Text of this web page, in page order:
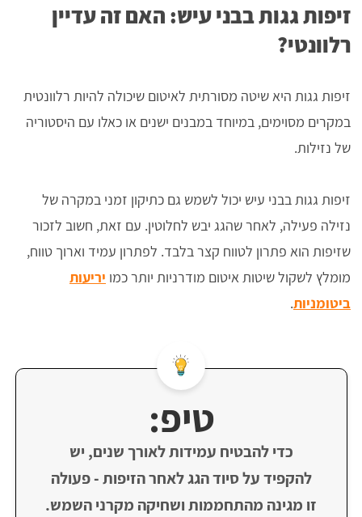
זיפות גגות בבני עיש: האם זה עדיין
רלוונטי?
זיפות גגות היא שיטה מסורתית לאיטום שיכולה להיות רלוונטית
במקרים מסוימים, במיוחד במבנים ישנים או כאלו עם היסטוריה
של נזילות.
זיפות גגות בבני עיש יכול לשמש גם כתיקון זמני במקרה של
נזילה פעילה, לאחר שהגג יבש לחלוטין. עם זאת, חשוב לזכור
שזיפות הוא פתרון לטווח קצר בלבד. לפתרון עמיד וארוך טווח,
מומלץ לשקול שיטות איטום מודרניות יותר כמו יריעות
ביטומניות.
טיפ:
כדי להבטיח עמידות לאורך שנים, יש
להקפיד על סיוד הגג לאחר הזיפות - פעולה
זו מגינה מהתחממות ושחיקה מקרני השמש.